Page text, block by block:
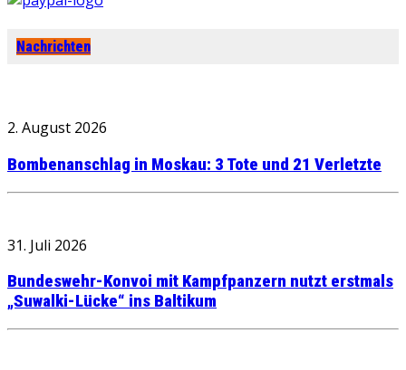
Nachrichten
2. August 2026
Bombenanschlag in Moskau: 3 Tote und 21 Verletzte
31. Juli 2026
Bundeswehr-Konvoi mit Kampfpanzern nutzt erstmals
„Suwalki-Lücke“ ins Baltikum